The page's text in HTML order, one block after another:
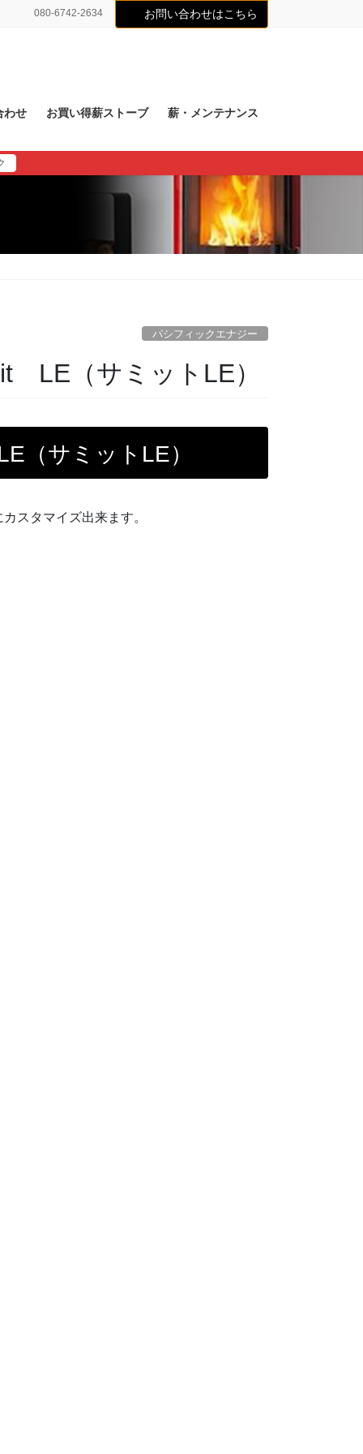
080-6742-2634 お問い合わせはこちら
わせ お買い得薪ストーブ 薪・メンテナンス
パシフィックエナジー
LE（サミットLE）
（サミットLE）
スタマイズ出来ます。